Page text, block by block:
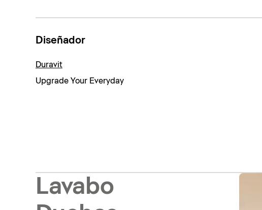
Diseñador
Duravit
Upgrade Your Everyday
Lavabo